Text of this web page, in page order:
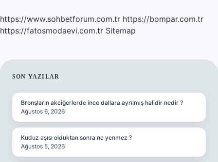
https://www.sohbetforum.com.tr https://bompar.com.tr
https://fatosmodaevi.com.tr Sitemap
SIDEBAR
SON YAZILAR
Bronşların akciğerlerde ince dallara ayrılmış halidir nedir ?
Ağustos 6, 2026
Kuduz aşısı olduktan sonra ne yenmez ?
Ağustos 5, 2026